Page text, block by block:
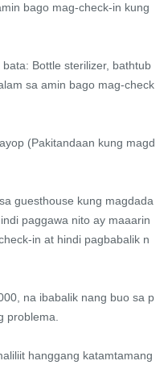
bago mag-check-in kung
Bottle sterilizer, bathtub
sa amin bago mag-check
(Pakitandaan kung magd
guesthouse kung magdada
paggawa nito ay maaarin
in at hindi pagbabalik n
na ibabalik nang buo sa p
problema.
hanggang katamtamang